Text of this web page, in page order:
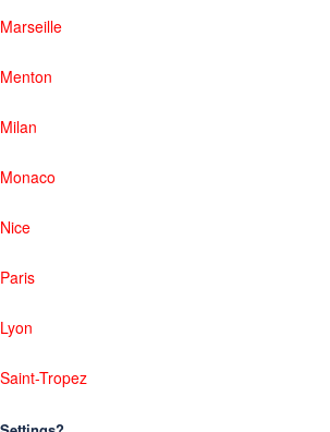
Marseille
Menton
Milan
Monaco
Nice
Paris
Lyon
Saint-Tropez